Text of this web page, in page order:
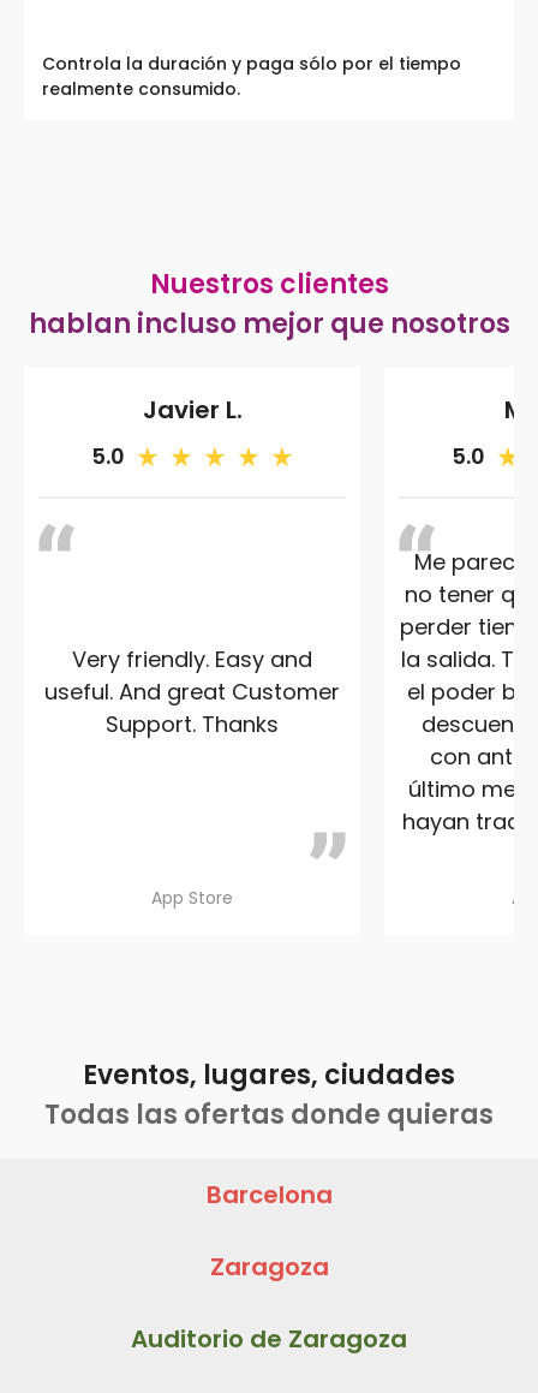
Controla la duración y paga sólo por el tiempo
realmente consumido.
Nuestros clientes
hablan incluso mejor que nosotros
Javier L.
5.0
Very friendly. Easy and
useful. And great Customer
Support. Thanks
App Store
5.0
Me parece
no tener
perder
la salida.
el poder
con
último me
hayan
Eventos, lugares, ciudades
Todas las ofertas donde quieras
Barcelona
Zaragoza
Auditorio de Zaragoza